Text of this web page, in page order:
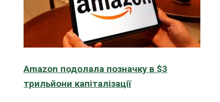
Amazon подолала позначку в $3
трильйони капіталізації